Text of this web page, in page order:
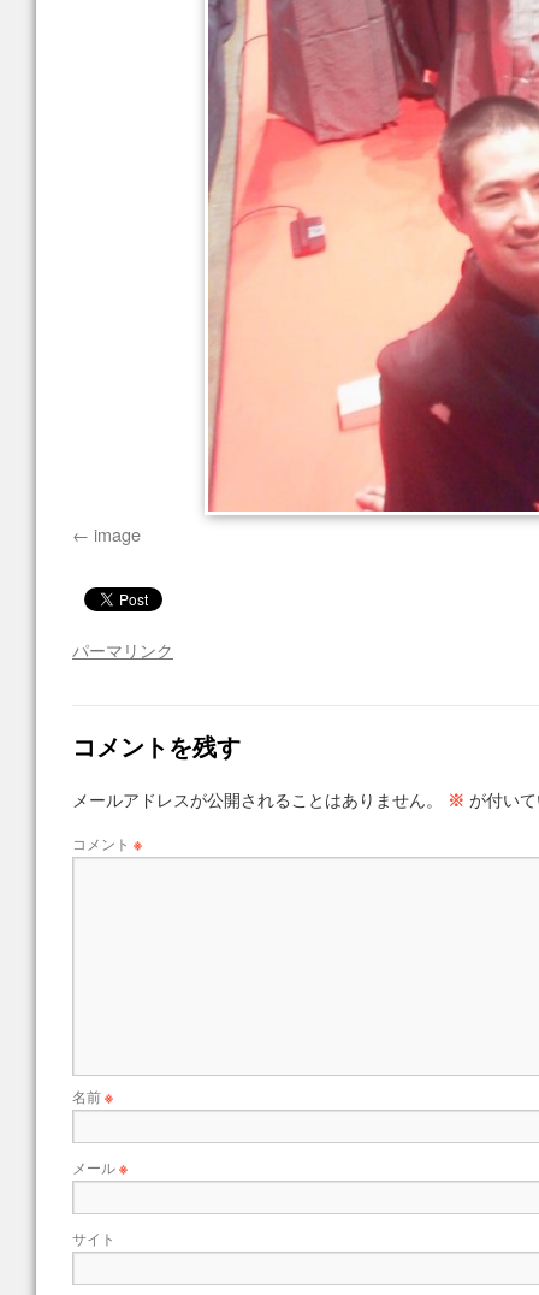
image
パーマリンク
コメントを残す
メールアドレスが公開されることはありません。 ※ が付い
コメント ※
名前※
メール※
サイト